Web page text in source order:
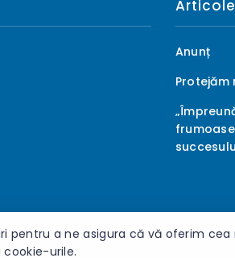
Anunț
Protejăm
- Toate drepturile rezervate.
pentru a ne asigura că vă oferim
urile.